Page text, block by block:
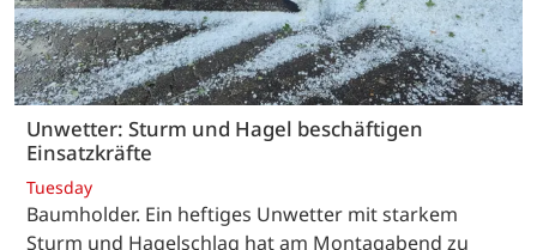
Unwetter: Sturm und Hagel beschäftigen
Einsatzkräfte
Tuesday
Baumholder. Ein heftiges Unwetter mit starkem
Sturm und Hagelschlag hat am Montagabend zu